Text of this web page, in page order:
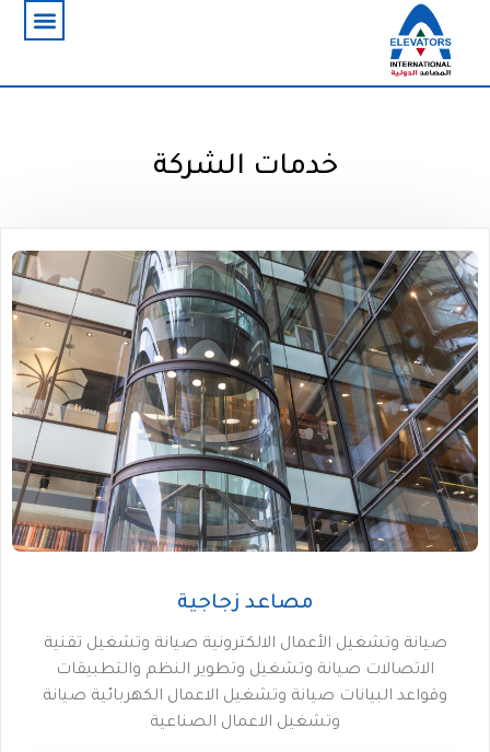
خدمات الشركة
مصاعد زجاجية
صيانة وتشغيل الأعمال الالكترونية صيانة وتشغيل تقنية
الاتصالات صيانة وتشغيل وتطوير النظم والتطبيقات
وقواعد البيانات صيانة وتشغيل الاعمال الكهربائية صيانة
وتشغيل الاعمال الصناعية